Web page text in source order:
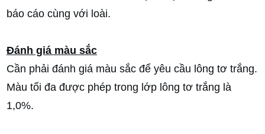
báo cáo cùng với loài.
Đánh giá màu sắc
Cần phải đánh giá màu sắc để yêu cầu lông tơ trắng.
Màu tối đa được phép trong lớp lông tơ trắng là
1,0%.